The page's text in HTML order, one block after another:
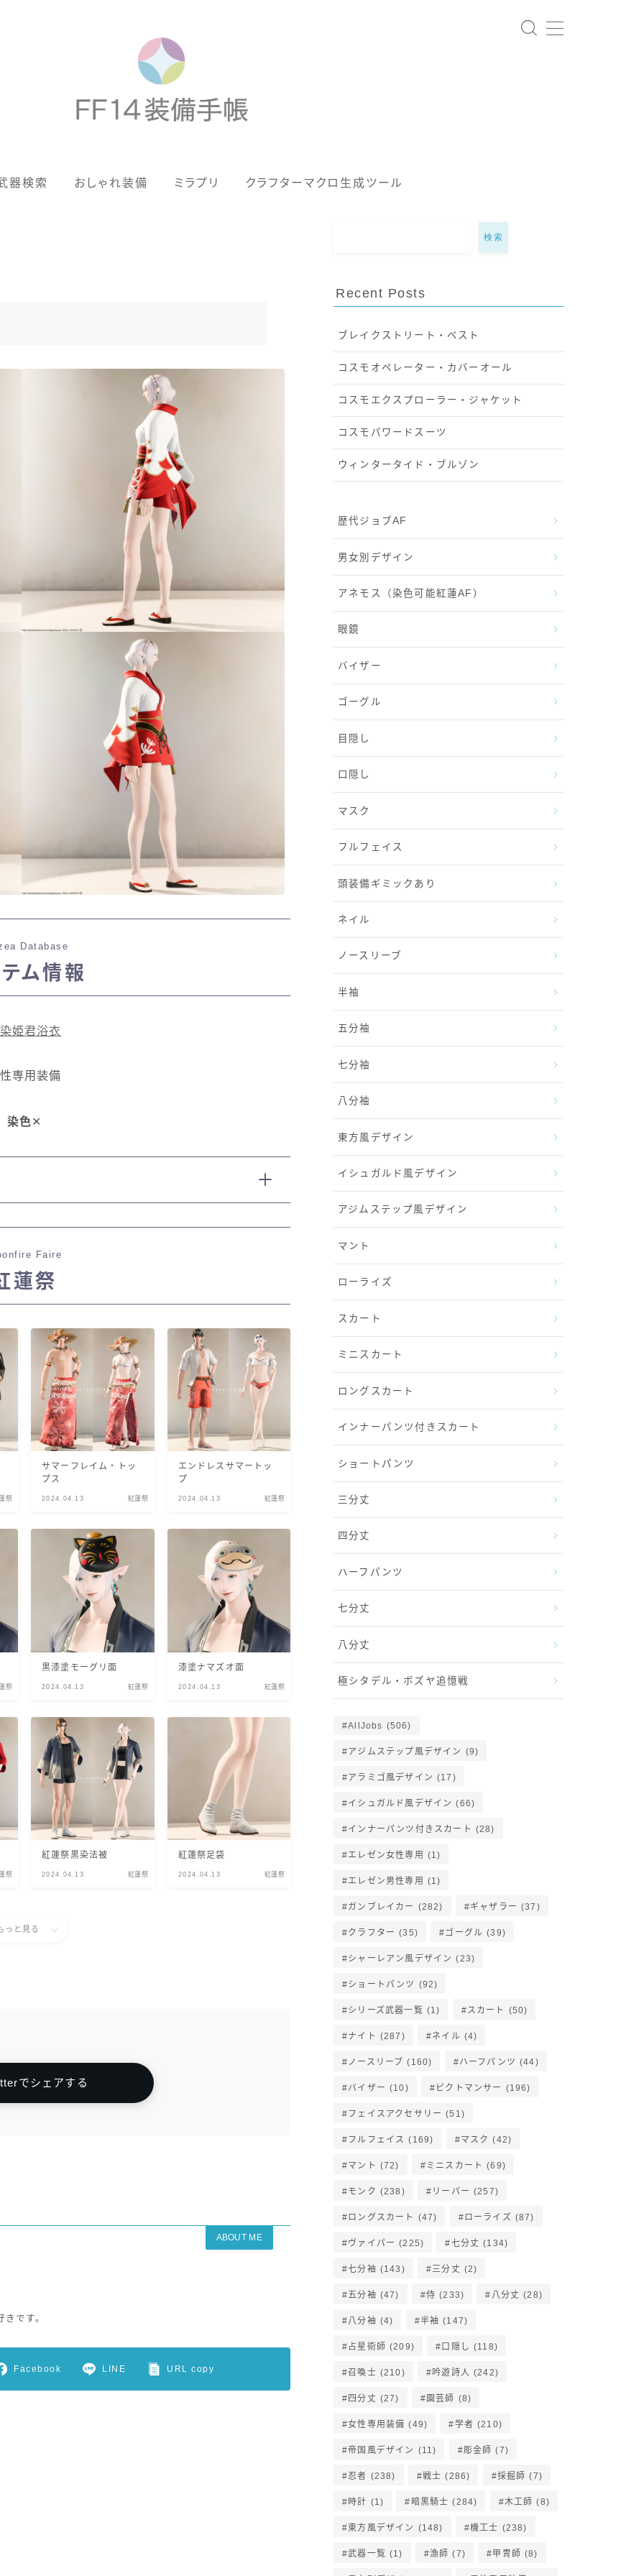
器検索 おしゃれ装備 ミラプリ クラフターマクロ生成ツール
男女別デザイン
頭装備ギミックあり
東方風デザイン
イシュガルド風デザイン
ショートパンツ
三分丈
四分丈
ハーフパンツ
七分丈
八分丈
Database
ム情報
姫君浴衣
専用装備
染色✕
Faire
蓮祭
祭
サマーフレイム・トッ
プス
2024.04.13 紅蓮祭
エンドレスサマートッ
プ
2024.04.13 紅蓮祭
祭
黒漆塗モーグリ面
2024.04.13 紅蓮祭
漆塗ナマズオ面
2024.04.13 紅蓮祭
祭
紅蓮祭黒染法被
2024.04.13 紅蓮祭
紅蓮祭足袋
2024.04.13 紅蓮祭
っと見る
でシェアする
ABOUT ME
です。
Facebook LINE URL copy
検索
Recent Posts
ブレイクストリート・ベスト
コスモオペレーター・カバーオール
コスモエクスプローラー・ジャケット
コスモパワードスーツ
ウィンタータイド・ブルゾン
歴代ジョブAF
男女別デザイン
アネモス（染色可能紅蓮AF）
眼鏡
バイザー
ゴーグル
目隠し
口隠し
マスク
フルフェイス
頭装備ギミックあり
ネイル
ノースリーブ
半袖
五分袖
七分袖
八分袖
東方風デザイン
イシュガルド風デザイン
アジムステップ風デザイン
マント
ローライズ
スカート
ミニスカート
ロングスカート
インナーパンツ付きスカート
ショートパンツ
三分丈
四分丈
ハーフパンツ
七分丈
八分丈
極シタデル・ボズヤ追憶戦
AllJobs (506)
アジムステップ風デザイン (9)
アラミゴ風デザイン (17)
イシュガルド風デザイン (66)
インナーパンツ付きスカート (28)
エレゼン女性専用 (1)
エレゼン男性専用 (1)
ガンブレイカー (282) ギャザラー (37)
クラフター (35) ゴーグル (39)
シャーレアン風デザイン (23)
ショートパンツ (92)
シリーズ武器一覧 (1) スカート (50)
ナイト (287) ネイル (4)
ノースリーブ (160) ハーフパンツ (44)
バイザー (10) ピクトマンサー (196)
フェイスアクセサリー (51)
フルフェイス (169) マスク (42)
マント (72) ミニスカート (69)
モンク (238) リーパー (257)
ロングスカート (47) ローライズ (87)
ヴァイパー (225) 七分丈 (134)
七分袖 (143) 三分丈 (2)
五分袖 (47) 侍 (233) 八分丈 (28)
八分袖 (4) 半袖 (147)
占星術師 (209) 口隠し (118)
召喚士 (210) 吟遊詩人 (242)
四分丈 (27) 園芸師 (8)
女性専用装備 (49) 学者 (210)
帝国風デザイン (11) 彫金師 (7)
忍者 (238) 戦士 (286) 採掘師 (7)
時計 (1) 暗黒騎士 (284) 木工師 (8)
東方風デザイン (148) 機工士 (238)
武器一覧 (1) 漁師 (7) 甲冑師 (8)